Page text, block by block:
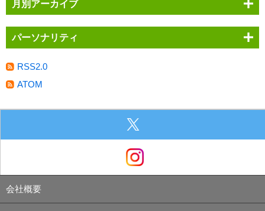
月別アーカイブ
パーソナリティ
RSS2.0
ATOM
会社概要